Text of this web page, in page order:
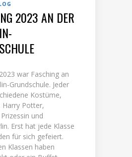
2023 AN DER
war Fasching an
Grundschule. Jeder
Kostüme,
Harry Potter,
und
Erst hat jede Klasse
für sich gefeiert.
Klassen haben